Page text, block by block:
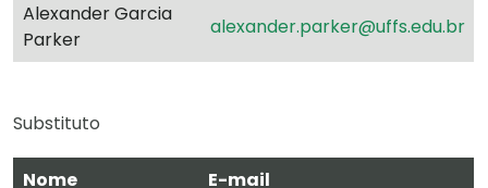
Alexander Garcia
Parker
alexander.parker@uffs.edu.br
Substituto
Nome
E-mail